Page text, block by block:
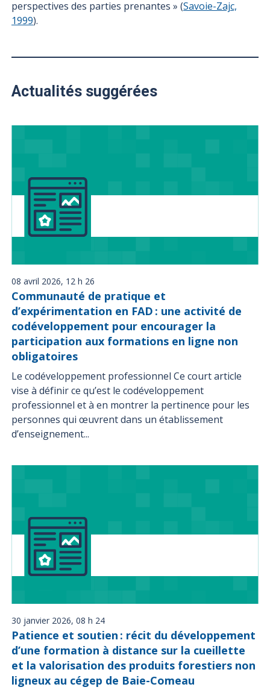
perspectives des parties prenantes » (Savoie-Zajc,
1999).
Actualités suggérées
08 avril 2026, 12 h 26
Communauté de pratique et
d’expérimentation en FAD : une activité de
codéveloppement pour encourager la
participation aux formations en ligne non
obligatoires
Le codéveloppement professionnel Ce court article
vise à définir ce qu’est le codéveloppement
professionnel et à en montrer la pertinence pour les
personnes qui œuvrent dans un établissement
d’enseignement...
30 janvier 2026, 08 h 24
Patience et soutien : récit du développement
d’une formation à distance sur la cueillette
et la valorisation des produits forestiers non
ligneux au cégep de Baie-Comeau